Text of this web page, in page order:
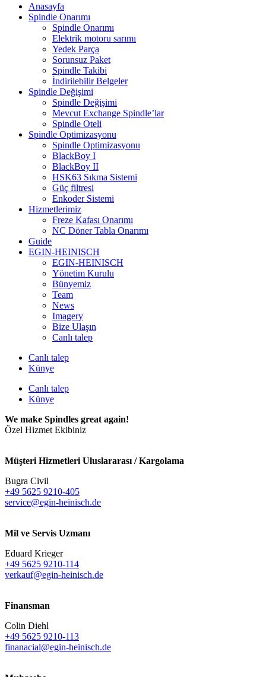
Anasayfa
Spindle Onarımı
Spindle Onarımı
Elektrik motoru sarımı
Yedek Parça
Sorunsuz Paket
Spindle Takibi
İndirilebilir Belgeler
Spindle Değişimi
Spindle Değişimi
Mevcut Exchange Spindle’lar
Spindle Oteli
Spindle Optimizasyonu
Spindle Optimizasyonu
BlackBoy I
BlackBoy II
HSK63 Sıkma Sistemi
Güç filtresi
Enkoder Sistemi
Hizmetlerimiz
Freze Kafası Onarımı
NC Döner Tabla Onarımı
Guide
EGIN-HEINISCH
EGIN-HEINISCH
Yönetim Kurulu
Bünyemiz
Team
News
Imagery
Bize Ulaşın
Canlı talep
Canlı talep
Künye
Canlı talep
Künye
We make Spindles great again!
Özel Hizmet Ekibiniz
Müşteri Hizmetleri Uluslararası / Kargolama
Bugra Civil
+49 5625 9210-405
service@egin-heinisch.de
Mil ve Servis Uzmanı
Eduard Krieger
+49 5625 9210-114
verkauf@egin-heinisch.de
Finansman
Colin Diehl
+49 5625 9210-113
finanacial@egin-heinisch.de